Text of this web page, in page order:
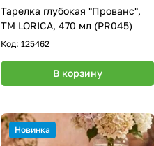
Тарелка глубокая "Прованс",
ТМ LORICA, 470 мл (PR045)
Код: 125462
В корзину
Новинка